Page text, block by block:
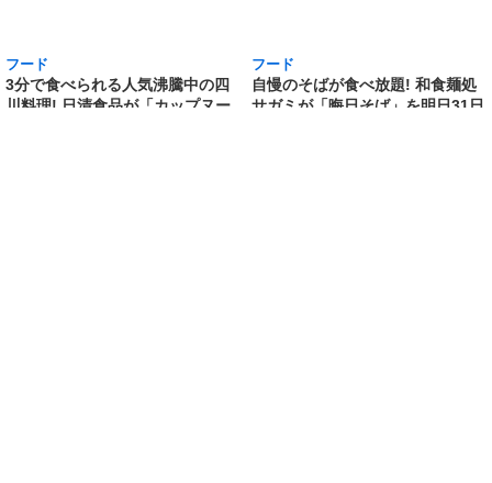
発売～具材は謎肉、キャベツ、チ
ンゲンサイ、キクラゲ
[2026/3/30 15:42:35]
や薬味などもついて税込2,200円!
「時間無制限」の挑戦枠は税込
4,400円